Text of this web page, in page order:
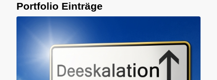
Portfolio Einträge